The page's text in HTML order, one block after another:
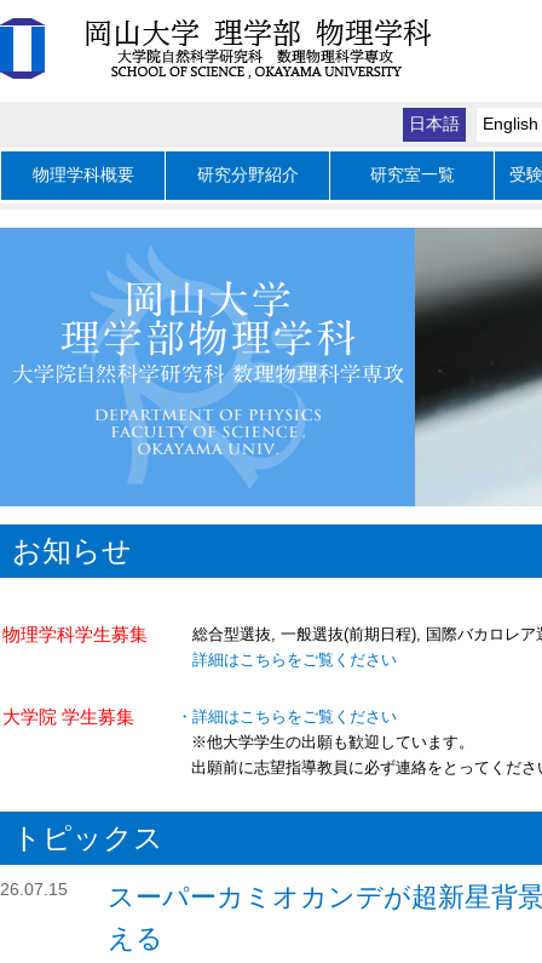
日本語 English
物理学科概要 研究分野紹介 研究室一覧 受
お知らせ
物理学科学生募集
総合型選抜, 一般選抜(前期日程), 国際バカロレア
詳細はこちらをご覧ください
大学院 学生募集
・詳細はこちらをご覧ください
※他大学学生の出願も歓迎しています。
出願前に志望指導教員に必ず連絡をとってくださ
トピックス
26.07.15
スーパーカミオカンデが超新星背
える